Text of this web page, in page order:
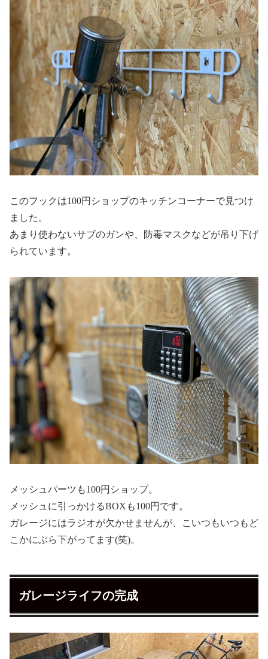
このフックは100円ショップのキッチンコーナーで見つけ
ました。
あまり使わないサブのガンや、防毒マスクなどが吊り下げ
られています。
メッシュパーツも100円ショップ。
メッシュに引っかけるBOXも100円です。
ガレージにはラジオが欠かせませんが、こいつもいつもど
こかにぶら下がってます(笑)。
ガレージライフの完成